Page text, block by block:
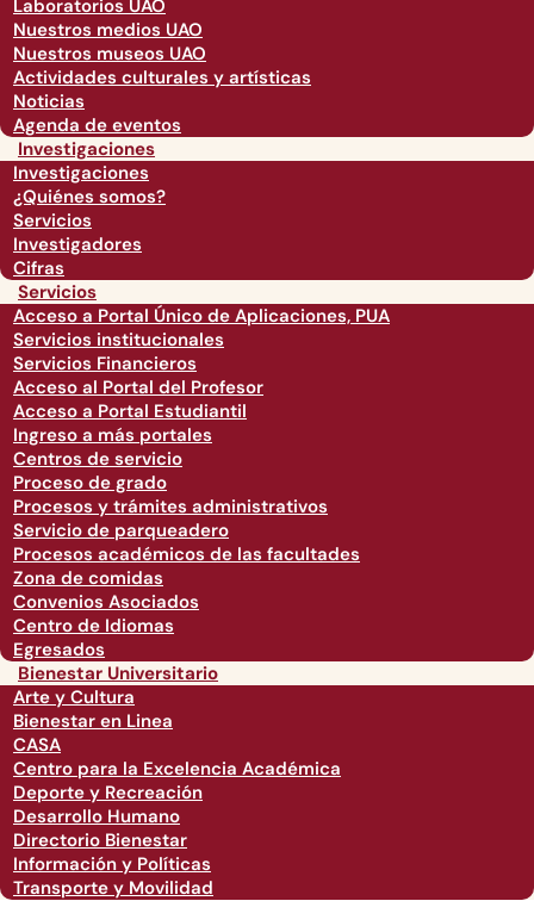
Laboratorios UAO
Nuestros medios UAO
Nuestros museos UAO
Actividades culturales y artísticas
Noticias
Agenda de eventos
Investigaciones
Investigaciones
¿Quiénes somos?
Servicios
Investigadores
Cifras
Servicios
Acceso a Portal Único de Aplicaciones, PUA
Servicios institucionales
Servicios Financieros
Acceso al Portal del Profesor
Acceso a Portal Estudiantil
Ingreso a más portales
Centros de servicio
Proceso de grado
Procesos y trámites administrativos
Servicio de parqueadero
Procesos académicos de las facultades
Zona de comidas
Convenios Asociados
Centro de Idiomas
Egresados
Bienestar Universitario
Arte y Cultura
Bienestar en Linea
CASA
Centro para la Excelencia Académica
Deporte y Recreación
Desarrollo Humano
Directorio Bienestar
Información y Políticas
Transporte y Movilidad